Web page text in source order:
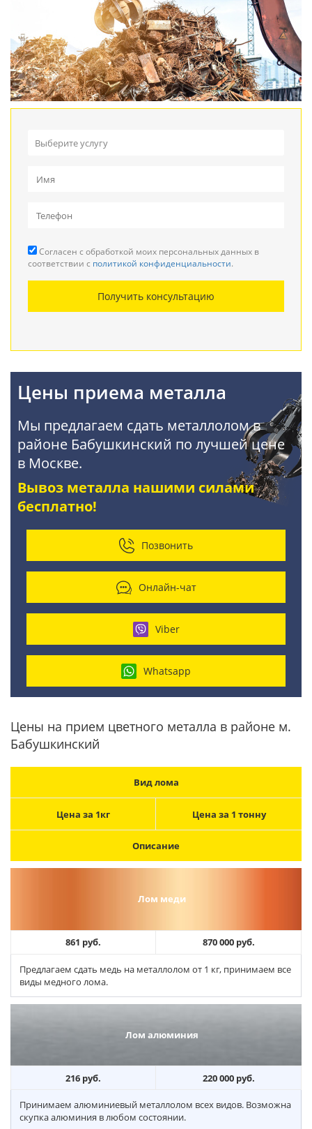
Выберите услугу
Прием кабеля
Резка металла
Демонтаж металлоконструкций
Покупка АКБ
Согласен с обработкой моих персональных данных в
соответствии с политикой конфиденциальности.
Получить консультацию
Цены приема металла
Мы предлагаем сдать металлолом в
районе Бабушкинский по лучшей цене
в Москве.
Вывоз металла нашими силами
бесплатно!
Позвонить
Онлайн-чат
Viber
Whatsapp
Цены на прием цветного металла в районе м.
Бабушкинский
Вид лома
Цена за 1кг Цена за 1 тонну
Описание
Лом меди
861 руб. 870 000 руб.
Предлагаем сдать медь на металлолом от 1 кг, принимаем все
виды медного лома.
Лом алюминия
216 руб. 220 000 руб.
Принимаем алюминиевый металлолом всех видов. Возможна
скупка алюминия в любом состоянии.